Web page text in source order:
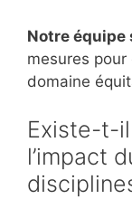
Notre
mesures
domaine
Existe-t-
l’impact